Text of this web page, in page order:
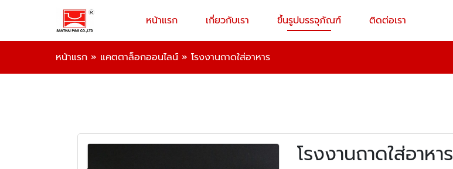
หน้าแรก เกี่ยวกับเรา ขึ้นรูปบรรจุภัณฑ์ ติดต่อเรา
หน้าแรก » แคตตาล็อกออนไลน์ » โรงงานถาดใส่อาหาร
โรงงานถาดใส่อาหาร